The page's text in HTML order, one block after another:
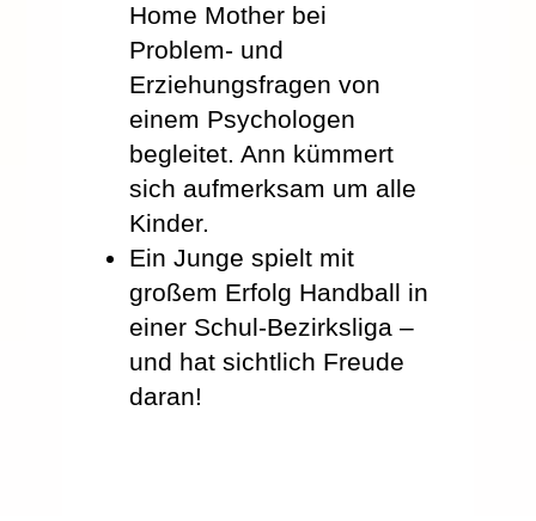
Home Mother bei
Problem- und
Erziehungsfragen von
einem Psychologen
begleitet. Ann kümmert
sich aufmerksam um alle
Kinder.
Ein Junge spielt mit
großem Erfolg Handball in
einer Schul-Bezirksliga –
und hat sichtlich Freude
daran!